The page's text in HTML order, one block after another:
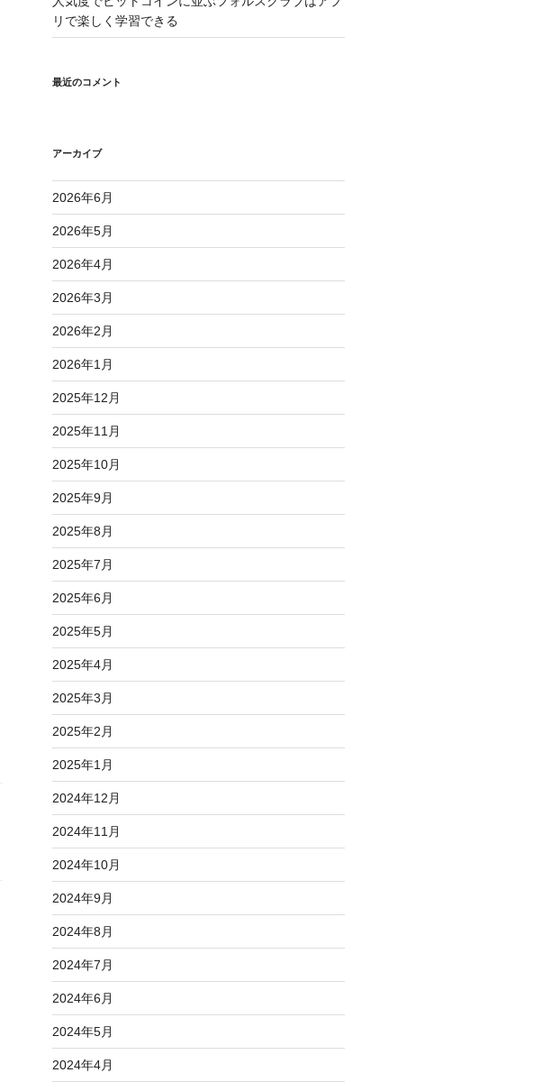
リで楽しく学習できる
最近のコメント
アーカイブ
2026年6月
2026年5月
2026年4月
2026年3月
2026年2月
2026年1月
2025年12月
2025年11月
2025年10月
2025年9月
2025年8月
2025年7月
2025年6月
2025年5月
2025年4月
2025年3月
2025年2月
2025年1月
2024年12月
2024年11月
2024年10月
2024年9月
2024年8月
2024年7月
2024年6月
2024年5月
2024年4月